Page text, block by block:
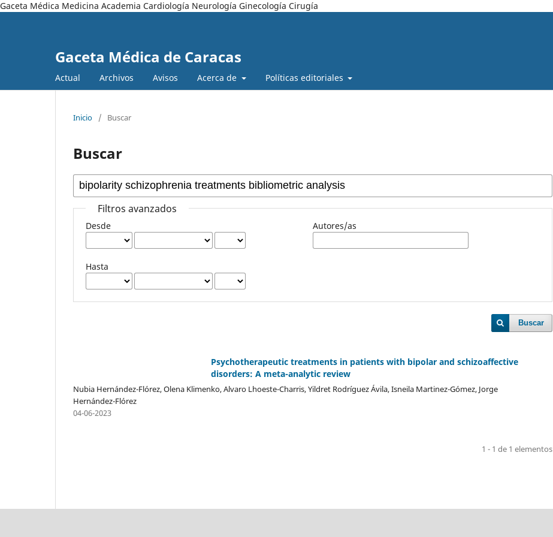
Gaceta Médica Medicina Academia Cardiología Neurología Ginecología Cirugía
Gaceta Médica de Caracas
Actual Archivos Avisos Acerca de Políticas editoriales
Inicio / Buscar
Buscar
Filtros avanzados
Desde
Hasta
Autores/as
Buscar
Psychotherapeutic treatments in patients with bipolar and schizoaffective
disorders: A meta-analytic review
Nubia Hernández-Flórez, Olena Klimenko, Alvaro Lhoeste-Charris, Yildret Rodríguez Ávila, Isneila Martinez-Gómez, Jorge
Hernández-Flórez
04-06-2023
1 - 1 de 1 elementos